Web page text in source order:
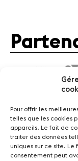
Pour offrir les
telles que les cookies
appareils. Le fait de
traiter des données
uniques sur ce site. Le
consentement peut
Actualités